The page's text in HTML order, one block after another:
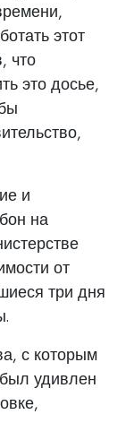
этот
что
это досье,
и
на
от
три дня
с которым
удивлен